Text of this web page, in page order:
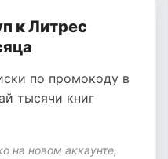
к Литрес
по промокоду в
тысячи книг
на новом аккаунте,